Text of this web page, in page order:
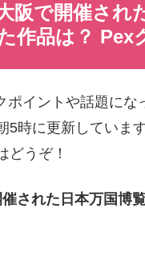
阪で開催され
作品は？ Pex
イントや話題に
時に更新していま
どうぞ！
された日本万国博